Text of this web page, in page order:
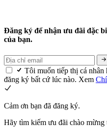
Đăng ký để nhận ưu đãi đặc
của bạn.
Tôi muốn tiếp thị cá
đăng ký bất cứ lúc nào. Xem
Cảm ơn bạn đã đăng ký.
Hãy tìm kiếm ưu đãi chào mừng